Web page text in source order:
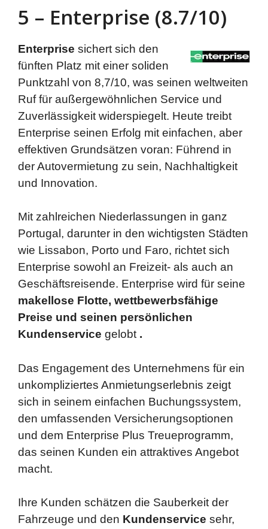
5 – Enterprise (8.7/10)
Enterprise sichert sich den
fünften Platz mit einer soliden
Punktzahl von 8,7/10, was seinen weltweiten
Ruf für außergewöhnlichen Service und
Zuverlässigkeit widerspiegelt. Heute treibt
Enterprise seinen Erfolg mit einfachen, aber
effektiven Grundsätzen voran: Führend in
der Autovermietung zu sein, Nachhaltigkeit
und Innovation.
Mit zahlreichen Niederlassungen in ganz
Portugal, darunter in den wichtigsten Städten
wie Lissabon, Porto und Faro, richtet sich
Enterprise sowohl an Freizeit- als auch an
Geschäftsreisende. Enterprise wird für seine
makellose Flotte, wettbewerbsfähige
Preise und seinen persönlichen
Kundenservice gelobt .
Das Engagement des Unternehmens für ein
unkompliziertes Anmietungserlebnis zeigt
sich in seinem einfachen Buchungssystem,
den umfassenden Versicherungsoptionen
und dem Enterprise Plus Treueprogramm,
das seinen Kunden ein attraktives Angebot
macht.
Ihre Kunden schätzen die Sauberkeit der
Fahrzeuge und den Kundenservice sehr,